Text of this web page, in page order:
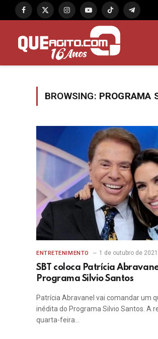
Facebook
X
InstagramYouTubeTikTok Telegram
BROWSING: PROGRAMA
ENTRETENIMENTO 1 de outubro de 2021
SBT coloca Patrícia
Programa Silvio Santos
Patrícia Abravanel vai comandar um
inédita do Programa Silvio Santos. A
quarta-feira…